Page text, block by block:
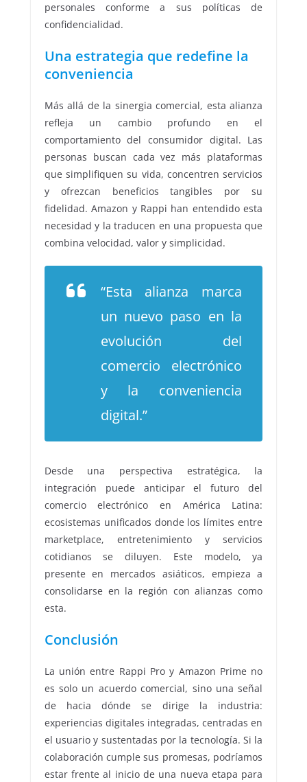
personales conforme a sus políticas de
confidencialidad.
Una estrategia que redefine la
conveniencia
Más allá de la sinergia comercial, esta alianza
refleja un cambio profundo en el
comportamiento del consumidor digital. Las
personas buscan cada vez más plataformas
que simplifiquen su vida, concentren servicios
y ofrezcan beneficios tangibles por su
fidelidad. Amazon y Rappi han entendido esta
necesidad y la traducen en una propuesta que
combina velocidad, valor y simplicidad.
“Esta alianza marca
un nuevo paso en la
evolución del
comercio electrónico
y la conveniencia
digital.”
Desde una perspectiva estratégica, la
integración puede anticipar el futuro del
comercio electrónico en América Latina:
ecosistemas unificados donde los límites entre
marketplace, entretenimiento y servicios
cotidianos se diluyen. Este modelo, ya
presente en mercados asiáticos, empieza a
consolidarse en la región con alianzas como
esta.
Conclusión
La unión entre Rappi Pro y Amazon Prime no
es solo un acuerdo comercial, sino una señal
de hacia dónde se dirige la industria:
experiencias digitales integradas, centradas en
el usuario y sustentadas por la tecnología. Si la
colaboración cumple sus promesas, podríamos
estar frente al inicio de una nueva etapa para